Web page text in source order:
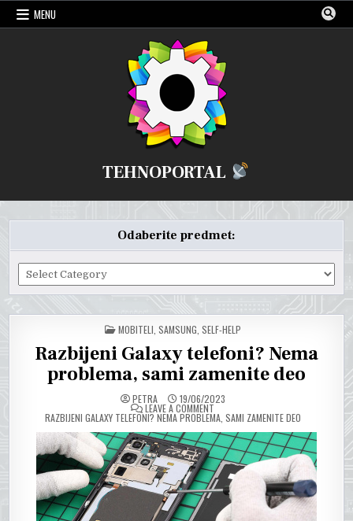
Skip
MENU
TEHNOPORTAL
Odaberite predmet:
Odaberite
predmet:
POSTED
IN
MOBITELI SAMSUNG SELF-HELP
Razbijeni Galaxy telefoni? Nema
problema, sami zamenite deo
PETRA 19/06/2023
LEAVE A COMMENTON
RAZBIJENI GALAXY TELEFONI? NEMA PROBLEMA, SAMI ZAMENITE DEO